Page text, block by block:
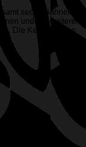
sechs Bahnen,
und die weiteren
Die Kegelbahnen